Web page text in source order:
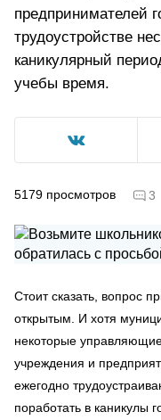
предпринимателей
трудоустройстве
каникулярный
учебы время.
5179 просмотров 3
Стоит сказать, вопрос
открытым. И хотя
некоторые
учреждения и
ежегодно
поработать в каникулы